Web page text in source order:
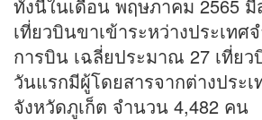
ทั้งนี้ในเดือน พฤษภาคม 2565
เที่ยวบินขาเข้าระหว่างประเท
การบิน เฉลี่ยประมาณ 27 เที่ย
วันแรกมีผู้โดยสารจากต่างประเ
จังหวัดภูเก็ต จำนวน 4,482 คน